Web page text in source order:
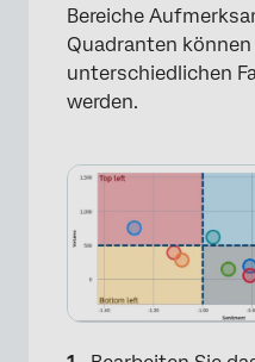
Bereiche
Quadranten
unterschiedlichen
werden.